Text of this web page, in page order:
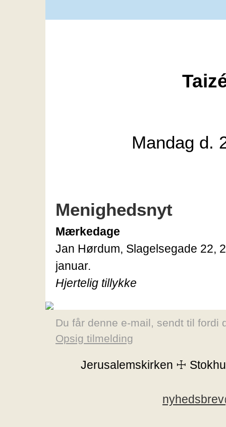
Mandag d.
Menighedsnyt
Mærkedage
Jan Hørdum, Slagelsegade 22,
januar.
Hjertelig tillykke
Du får denne e-mail, sendt til fordi
Opsig tilmelding
Jerusalemskirken ☩